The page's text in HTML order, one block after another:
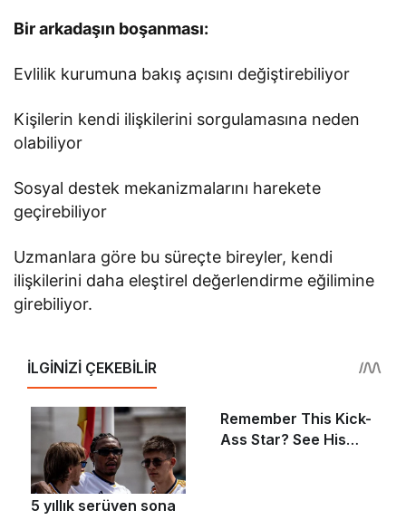
Bir arkadaşın boşanması:
Evlilik kurumuna bakış açısını değiştirebiliyor
Kişilerin kendi ilişkilerini sorgulamasına neden
olabiliyor
Sosyal destek mekanizmalarını harekete
geçirebiliyor
Uzmanlara göre bu süreçte bireyler, kendi
ilişkilerini daha eleştirel değerlendirme eğilimine
girebiliyor.